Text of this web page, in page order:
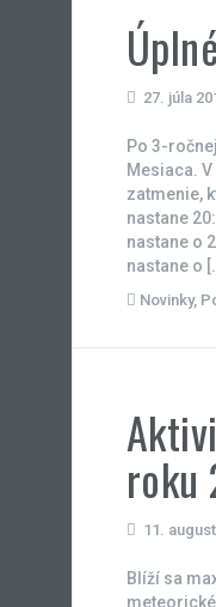
27. júla
Po 3-
Mesiaca.
zatmenie,
nastane
nastane o
nastane o
Novinky,
roku
11.
Blíží sa